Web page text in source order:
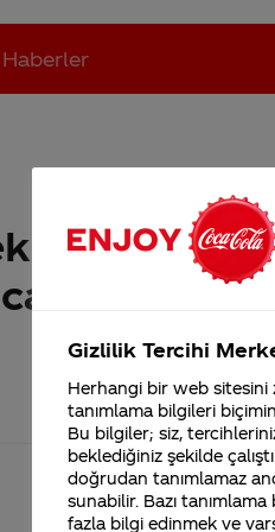
Haberler
... Coca-Cola'nın Filistin'de
kimse
Gizlilik Tercihi
Herhangi bir web sitesini
tanımlama bilgileri
Bu bilgiler; siz,
beklediğiniz şekilde
doğrudan tanımlamaz
sunabilir. Bazı
fazla bilgi edinmek ve